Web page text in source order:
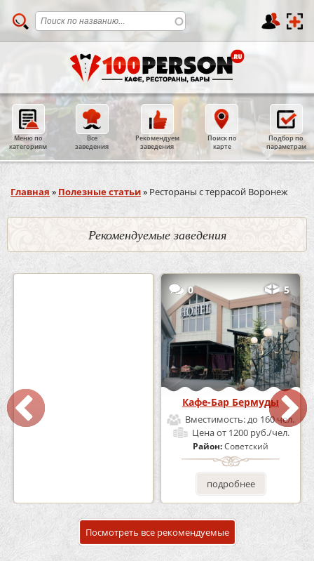
Меню по
категориям
Все
заведения
Рекомендуем
заведения
Поиск по
карте
Подбор по
параметрам
Вы здесь
Главная » Полезные статьи» Рестораны с террасой Воронеж
Рекомендуемые заведения
Кафе «Шишка»
Вместимость:
0 5
Кафе-Бар Бермуды
Вместимость:до 160 чел.
Ценаот 1200 руб./чел.
Район:Советский
подробнее
Посмотреть все рекомендуемые